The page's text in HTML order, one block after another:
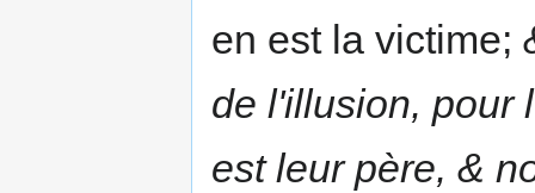
en est la victime;
de l'illusion, pour
est leur père, &